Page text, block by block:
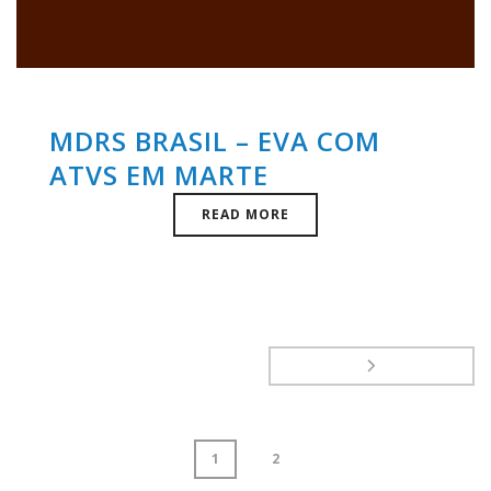
MDRS BRASIL – EVA COM
ATVS EM MARTE
READ MORE
1 2